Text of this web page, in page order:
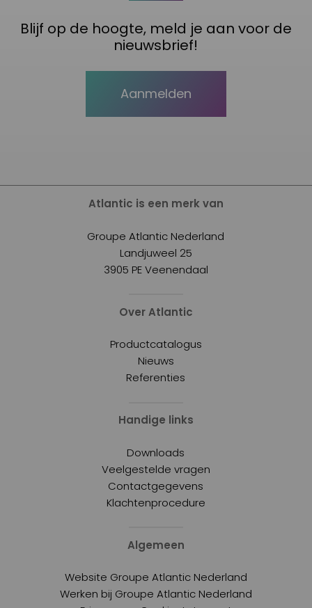
Blijf op de hoogte, meld je aan voor de
nieuwsbrief!
Aanmelden
Atlantic is een merk van
Groupe Atlantic Nederland
Landjuweel 25
3905 PE Veenendaal
Over Atlantic
Productcatalogus
Nieuws
Referenties
Handige links
Downloads
Veelgestelde vragen
Contactgegevens
Klachtenprocedure
Algemeen
Website Groupe Atlantic Nederland
Werken bij Groupe Atlantic Nederland